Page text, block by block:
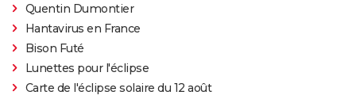
Quentin Dumontier
Hantavirus en France
Bison Futé
Lunettes pour l'éclipse
Carte de l'éclipse solaire du 12 août